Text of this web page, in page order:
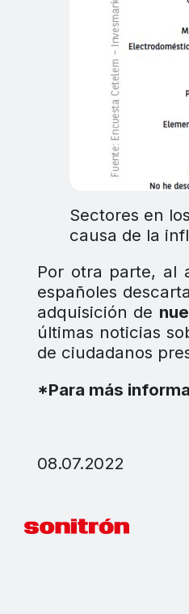
Sectores en
causa de la
Por otra parte, al
españoles
adquisición de
últimas noticias
de ciudadanos
*Para más
08.07.2022